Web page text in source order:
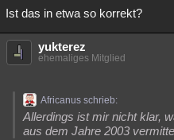
Ist das in etwa so korrekt?
yukterez
ehemaliges Mitglied
Africanus schrieb:
Allerdings ist mir nicht klar,
aus dem Jahre 2003